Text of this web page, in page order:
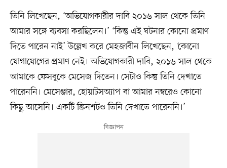
তিনি লিখেছেন, ‘অভিযোগকারীর দাবি ২০১৬ সাল থেকে তিনি
আমার সঙ্গে ব্যবসা করছিলেন।’ ‘কিন্তু এই ঘটনার কোনো প্রমাণ
দিতে পারেন নাই’ উল্লেখ করে মেহজাবীন লিখেছেন, ‘কোনো
যোগাযোগের প্রমাণ নেই। অভিযোগকারী দাবি, ২০১৬ সাল থেকে
আমাকে ফেসবুকে মেসেজ দিতেন। সেটাও কিন্তু তিনি দেখাতে
পারেননি। মেসেঞ্জার, হোয়াটসঅ্যাপ বা আমার নম্বরেও কোনো
কিছু আসেনি। একটি স্ক্রিনশটও তিনি দেখাতে পারেননি।’